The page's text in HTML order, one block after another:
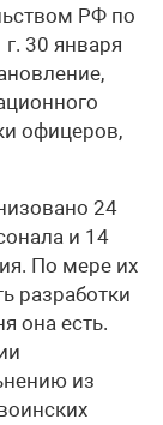
РФ по
30 января
офицеров,
24
и 14
По мере их
разработки
она есть.
из